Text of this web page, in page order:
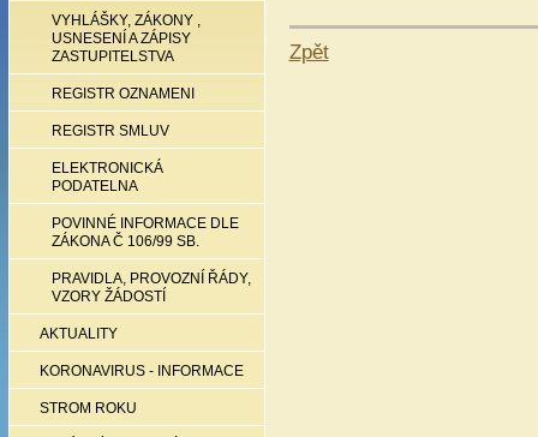
VYHLÁŠKY, ZÁKONY ,
USNESENÍ A ZÁPISY
ZASTUPITELSTVA
REGISTR OZNAMENI
REGISTR SMLUV
ELEKTRONICKÁ
PODATELNA
POVINNÉ INFORMACE DLE
ZÁKONA Č 106/99 SB.
PRAVIDLA, PROVOZNÍ ŘÁDY,
VZORY ŽÁDOSTÍ
AKTUALITY
KORONAVIRUS - INFORMACE
STROM ROKU
Zpět